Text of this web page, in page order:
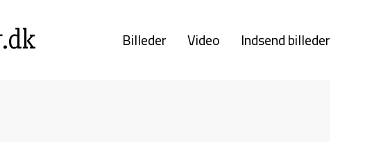
Billeder Video Indsend billeder